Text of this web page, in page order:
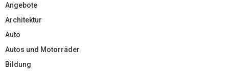
Angebote
Architektur
Auto
Autos und Motorräder
Bildung